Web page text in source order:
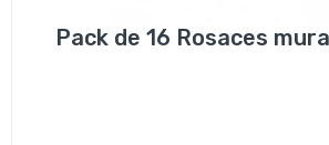
Pack de 16 Rosaces